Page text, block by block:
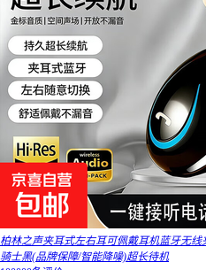
柏林之声夹耳式左右耳可佩戴耳机蓝牙无
骑士黑(品牌保障/智能降噪)超长待机